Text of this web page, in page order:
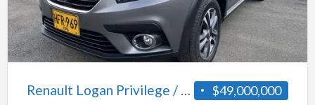
1.6
$49,000,000
Renault Logan Privilege / Intens 1.6